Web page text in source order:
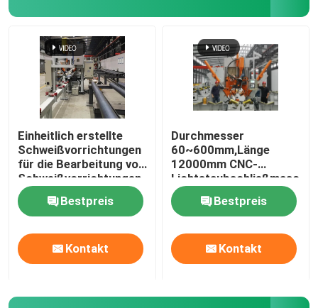
Einheitlich erstellte
Schweißvorrichtungen
für die Bearbeitung von
Schweißvorrichtungen
Bestpreis
Kontakt
Durchmesser
60~600mm,Länge
12000mm CNC-
Bestpreis
Kontakt